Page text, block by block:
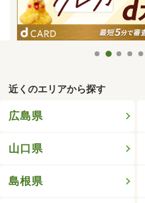
近くのエリアから探す
広島県
山口県
島根県